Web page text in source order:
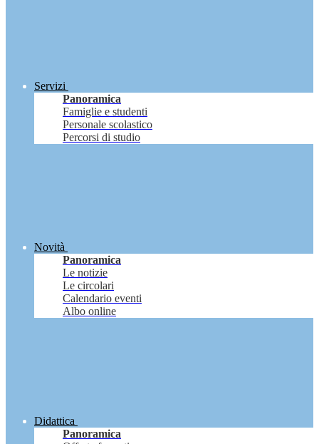
Servizi
Panoramica
Famiglie e studenti
Personale scolastico
Percorsi di studio
Novità
Panoramica
Le notizie
Le circolari
Calendario eventi
Albo online
Didattica
Panoramica